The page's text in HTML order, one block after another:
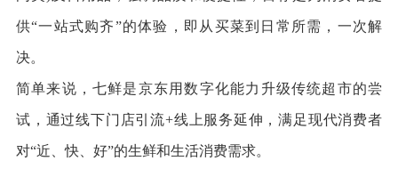
供“一站式购齐”的体验，即从买菜到日常所需，一次解
决。
简单来说，七鲜是京东用数字化能力升级传统超市的尝
试，通过线下门店引流+线上服务延伸，满足现代消费者
对“近、快、好”的生鲜和生活消费需求。